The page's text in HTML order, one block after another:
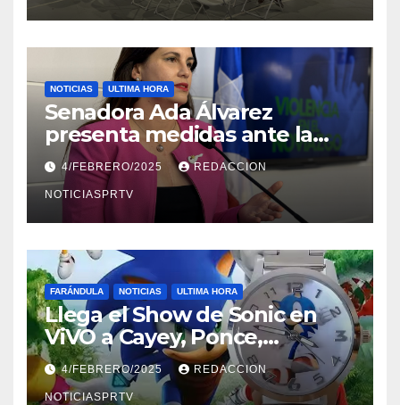
NOTICIAS ULTIMA HORA
Senadora Ada Álvarez
presenta medidas ante la
violencia en el noviazgo
4/FEBRERO/2025 REDACCION
NOTICIASPRTV
FARÁNDULA NOTICIAS ULTIMA HORA
Llega el Show de Sonic en
ViVO a Cayey, Ponce,
Barceloneta y Humacao,
Relojes gratis para el que
4/FEBRERO/2025 REDACCION
NOTICIASPRTV